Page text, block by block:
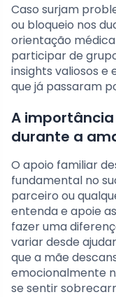
Caso surjam
ou bloqueio nos
orientação
participar de
insights valiosos
que já passaram
A
durante a
O apoio familiar
fundamental no
parceiro ou
entenda e apoie
fazer uma
variar desde
que a mãe
emocionalmente
se sentir